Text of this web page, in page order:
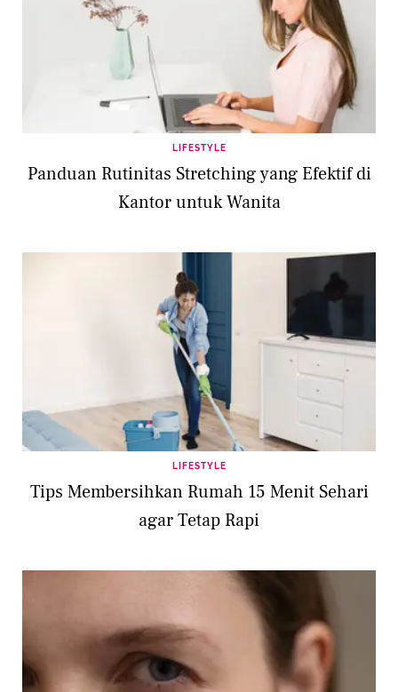
LIFESTYLE
Panduan Rutinitas Stretching yang Efektif di
Kantor untuk Wanita
LIFESTYLE
Tips Membersihkan Rumah 15 Menit Sehari
agar Tetap Rapi